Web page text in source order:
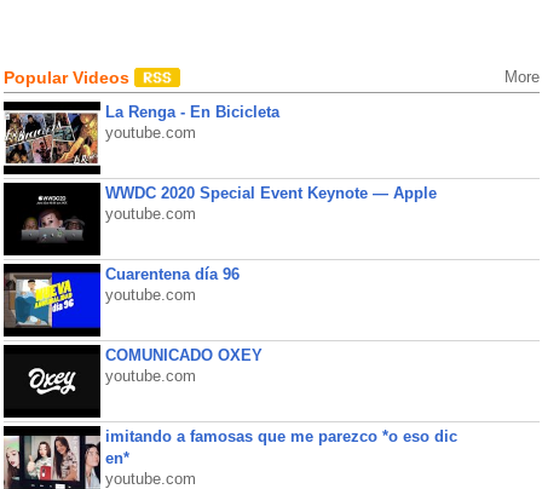
Popular Videos More
La Renga - En Bicicleta
youtube.com
WWDC 2020 Special Event Keynote — Apple
youtube.com
Cuarentena día 96
youtube.com
COMUNICADO OXEY
youtube.com
imitando a famosas que me parezco *o eso dic
en*
youtube.com